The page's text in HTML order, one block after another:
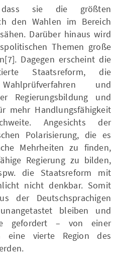
sie die größten
den Wahlen im Bereich
Darüber hinaus wird
Themen große
Dagegen erscheint die
Staatsreform, die
und
Regierungsbildung und
mehr Handlungsfähigkeit
Angesichts der
Polarisierung, die es
Mehrheiten zu finden,
Regierung zu bilden,
die Staatsreform mit
nicht denkbar. Somit
der Deutschsprachigen
bleiben und
gefordert – von einer
eine vierte Region des